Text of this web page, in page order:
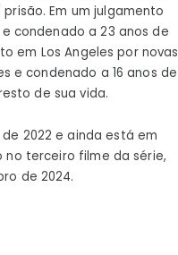
Em um julgamento
condenado a 23 anos de
em Los Angeles por novas
e condenado a 16 anos de
de sua vida.
2022 e ainda está em
no terceiro filme da série,
de 2024.